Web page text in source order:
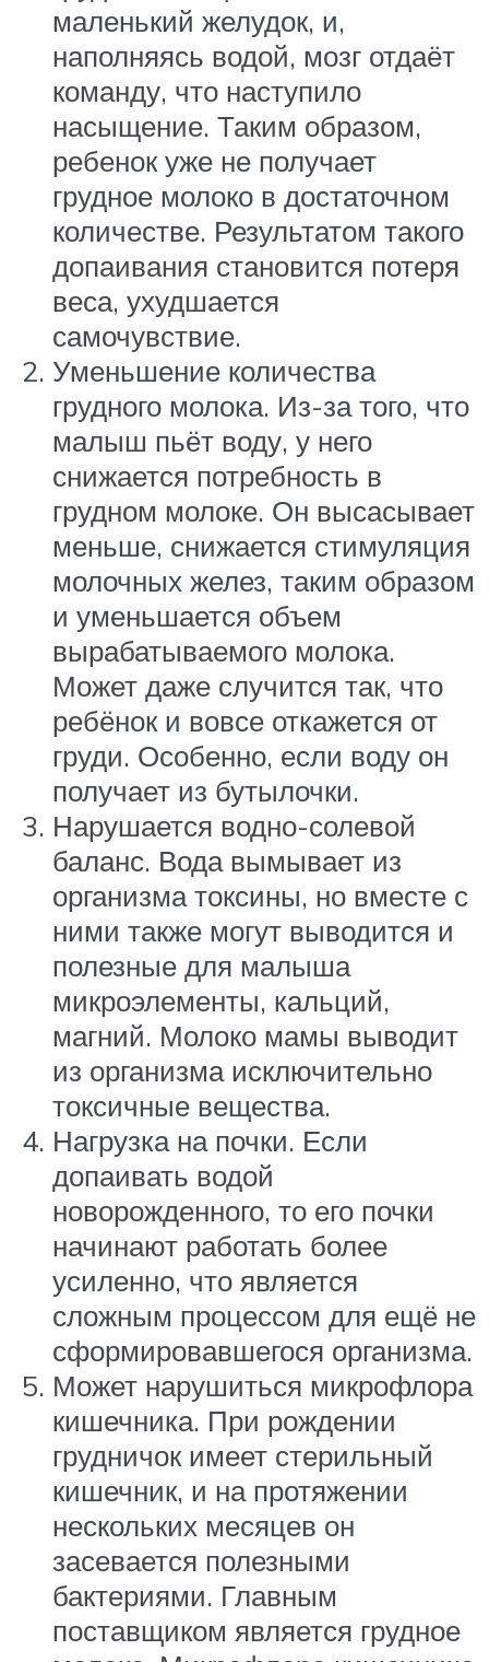
маленький желудок, и,
наполняясь водой, мозг отдаёт
команду, что наступило
насыщение. Таким образом,
ребенок уже не получает
грудное молоко в достаточном
количестве. Результатом такого
допаивания становится потеря
веса, ухудшается
самочувствие.
Уменьшение количества
грудного молока. Из-за того, что
малыш пьёт воду, у него
снижается потребность в
грудном молоке. Он высасывает
меньше, снижается стимуляция
молочных желез, таким образом
и уменьшается объем
вырабатываемого молока.
Может даже случится так, что
ребёнок и вовсе откажется от
груди. Особенно, если воду он
получает из бутылочки.
Нарушается водно-солевой
баланс. Вода вымывает из
организма токсины, но вместе с
ними также могут выводится и
полезные для малыша
микроэлементы, кальций,
магний. Молоко мамы выводит
из организма исключительно
токсичные вещества.
Нагрузка на почки. Если
допаивать водой
новорожденного, то его почки
начинают работать более
усиленно, что является
сложным процессом для ещё не
сформировавшегося организма.
Может нарушиться микрофлора
кишечника. При рождении
грудничок имеет стерильный
кишечник, и на протяжении
нескольких месяцев он
засевается полезными
бактериями. Главным
поставщиком является грудное